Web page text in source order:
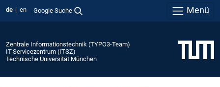
de en Google Suche Menü
Zentrale Informationstechnik (TYPO3-Team)
IT-Servicezentrum (ITSZ)
Technische Universität München